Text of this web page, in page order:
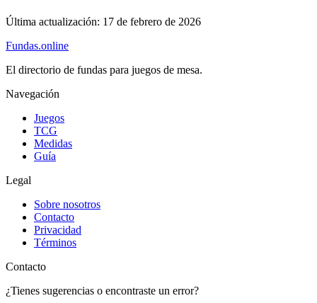
Última actualización: 17 de febrero de 2026
Fundas.online
El directorio de fundas para juegos de mesa.
Navegación
Juegos
TCG
Medidas
Guía
Legal
Sobre nosotros
Contacto
Privacidad
Términos
Contacto
¿Tienes sugerencias o encontraste un error?